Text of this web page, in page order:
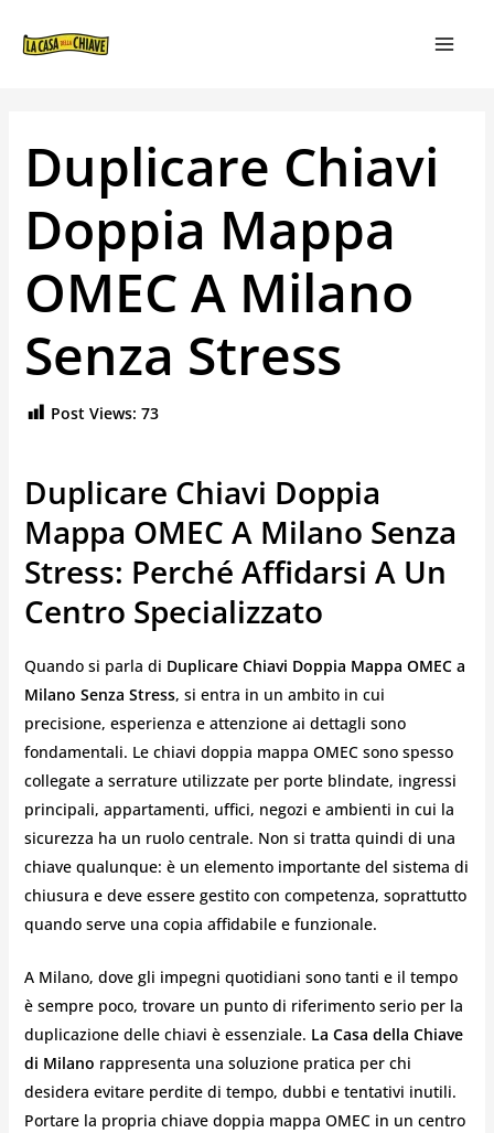
Duplicare Chiavi
Doppia Mappa
OMEC A Milano
Senza Stress
Post Views: 73
Duplicare Chiavi Doppia
Mappa OMEC A Milano Senza
Stress: Perché Affidarsi A Un
Centro Specializzato
Quando si parla di Duplicare Chiavi Doppia Mappa OMEC a
Milano Senza Stress, si entra in un ambito in cui
precisione, esperienza e attenzione ai dettagli sono
fondamentali. Le chiavi doppia mappa OMEC sono spesso
collegate a serrature utilizzate per porte blindate, ingressi
principali, appartamenti, uffici, negozi e ambienti in cui la
sicurezza ha un ruolo centrale. Non si tratta quindi di una
chiave qualunque: è un elemento importante del sistema di
chiusura e deve essere gestito con competenza, soprattutto
quando serve una copia affidabile e funzionale.
A Milano, dove gli impegni quotidiani sono tanti e il tempo
è sempre poco, trovare un punto di riferimento serio per la
duplicazione delle chiavi è essenziale. La Casa della Chiave
di Milano rappresenta una soluzione pratica per chi
desidera evitare perdite di tempo, dubbi e tentativi inutili.
Portare la propria chiave doppia mappa OMEC in un centro
ARTICOLI